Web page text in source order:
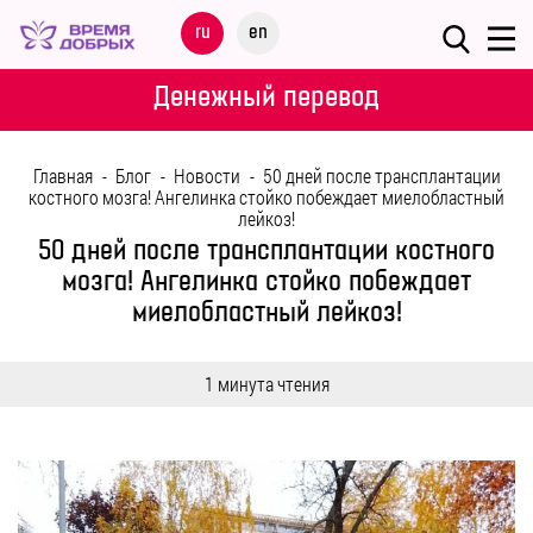
ru en
Меню
НАШИ
ПРОГРАММЫ
ПОМОЩЬ
Денежный перевод
Главная - Блог - Новости - 50 дней после трансплантации
костного мозга! Ангелинка стойко побеждает миелобластный
лейкоз!
50 дней после трансплантации костного
мозга! Ангелинка стойко побеждает
миелобластный лейкоз!
1 минута чтения